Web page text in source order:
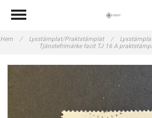
Hem / Lyxstämplat/Praktstämplat /
Tjänstefrimärke facit TJ 16 A